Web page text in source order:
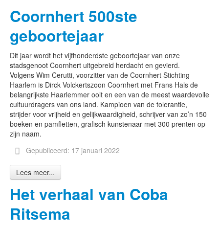
Coornhert 500ste
geboortejaar
Dit jaar wordt het vijfhonderdste geboortejaar van onze
stadsgenoot Coornhert uitgebreid herdacht en gevierd.
Volgens Wim Cerutti, voorzitter van de Coornhert Stichting
Haarlem is Dirck Volckertszoon Coornhert met Frans Hals de
belangrijkste Haarlemmer ooit en een van de meest waardevolle
cultuurdragers van ons land. Kampioen van de tolerantie,
strijder voor vrijheid en gelijkwaardigheid, schrijver van zo’n 150
boeken en pamfletten, grafisch kunstenaar met 300 prenten op
zijn naam.
Gepubliceerd: 17 januari 2022
Lees meer...
Het verhaal van Coba
Ritsema